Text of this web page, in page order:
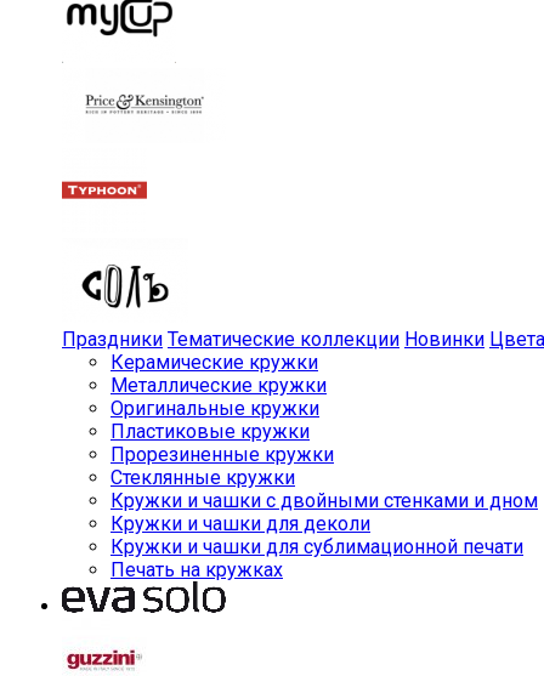
Праздники Тематические коллекции Новинки Цвета
Керамические кружки
Металлические кружки
Оригинальные кружки
Пластиковые кружки
Прорезиненные кружки
Стеклянные кружки
Кружки и чашки с двойными стенками и дном
Кружки и чашки для деколи
Кружки и чашки для сублимационной печати
Печать на кружках